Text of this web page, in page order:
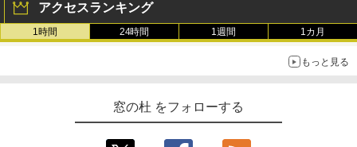
アクセスランキング
1時間 24時間 1週間 1カ月
もっと見る
窓の杜 をフォローする